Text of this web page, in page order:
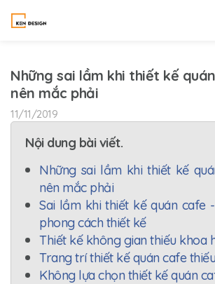
Những sai lầm khi thiết kế
nên mắc phải
11/11/2019
Nội dung bài viết.
Những sai lầm khi thiết kế
nên mắc phải
Sai lầm khi thiết kế quán cafe
phong cách thiết kế
Thiết kế không gian thiếu khoa
Trang trí thiết kế quán cafe
Không lựa chọn thiết kế quán